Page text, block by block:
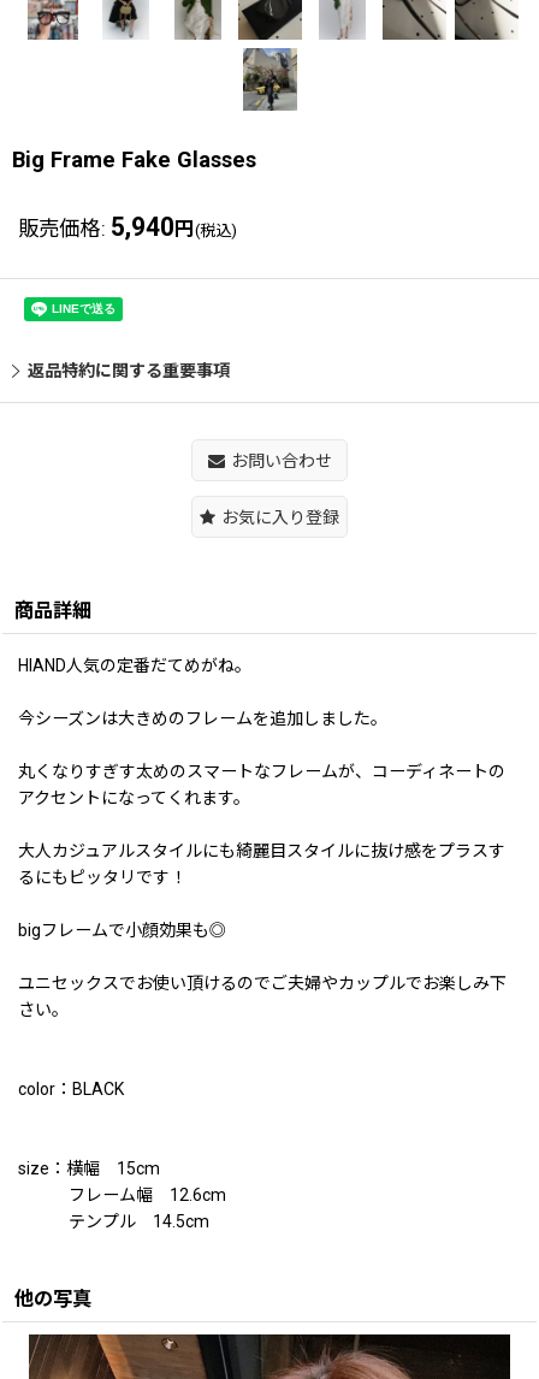
Big Frame Fake Glasses
販売価格: 5,940 円 (税込)
返品特約に関する重要事項
お問い合わせ
お気に入り登録
商品詳細
HIAND人気の定番だてめがね。
今シーズンは大きめのフレームを追加しました。
丸くなりすぎす太めのスマートなフレームが、コーディネートの
アクセントになってくれます。
大人カジュアルスタイルにも綺麗目スタイルに抜け感をプラスす
るにもピッタリです！
bigフレームで小顔効果も◎
ユニセックスでお使い頂けるのでご夫婦やカップルでお楽しみ下
さい。
color：BLACK
size：横幅 15cm
フレーム幅 12.6cm
テンプル 14.5cm
他の写真